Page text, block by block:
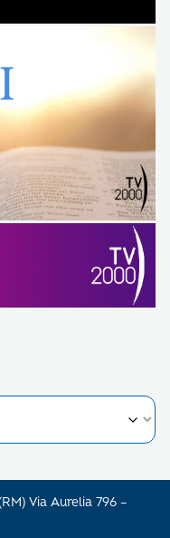
Via Aurelia 796 –